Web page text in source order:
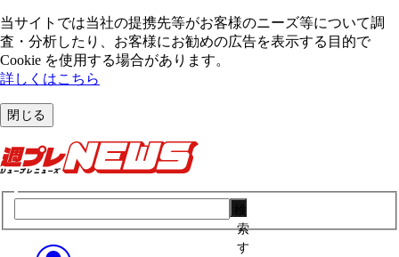
当サイトでは当社の提携先等がお客様のニーズ等について調
査・分析したり、お客様にお勧めの広告を表⽰する⽬的で
Cookie を使⽤する場合があります。
詳しくはこちら
閉じる
索
す